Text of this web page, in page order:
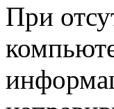
При